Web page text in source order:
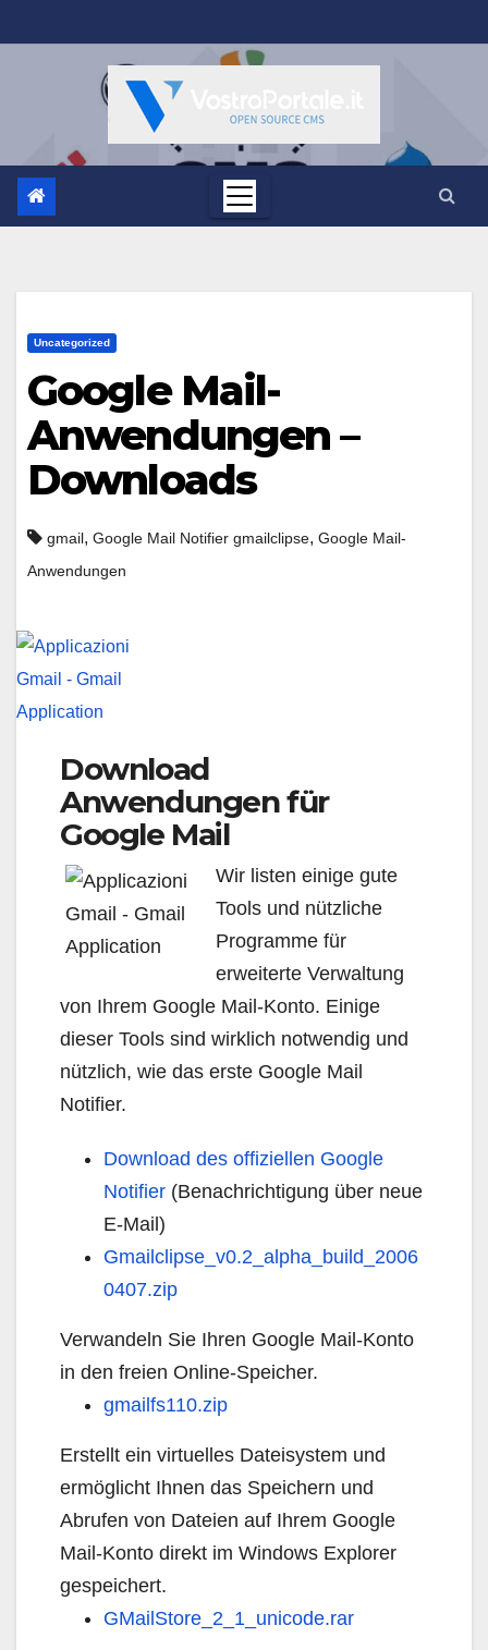
al
Uncategorized
Google Mail-
Anwendungen –
Downloads
gmail, Google Mail Notifier gmailclipse, Google Mail-
Anwendungen
Download
Anwendungen für
Google Mail
Wir listen einige gute
Tools und nützliche
Programme für
erweiterte Verwaltung
von Ihrem Google Mail-Konto. Einige
dieser Tools sind wirklich notwendig und
nützlich, wie das erste Google Mail
Notifier.
Download des offiziellen Google
Notifier (Benachrichtigung über neue
E-Mail)
Gmailclipse_v0.2_alpha_build_2006
0407.zip
Verwandeln Sie Ihren Google Mail-Konto
in den freien Online-Speicher.
gmailfs110.zip
Erstellt ein virtuelles Dateisystem und
ermöglicht Ihnen das Speichern und
Abrufen von Dateien auf Ihrem Google
Mail-Konto direkt im Windows Explorer
gespeichert.
GMailStore_2_1_unicode.rar